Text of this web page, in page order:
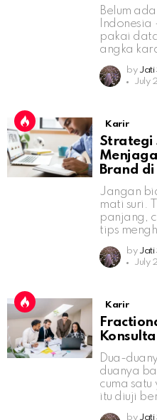
Belum
pakai
angka
by Jati
July
Karir
Strategi
Menjaga
Brand
Jangan
mati suri.
panjang,
tips
by Jati
July
Karir
Dua-
duanya
cuma
itu diuji
by Jati